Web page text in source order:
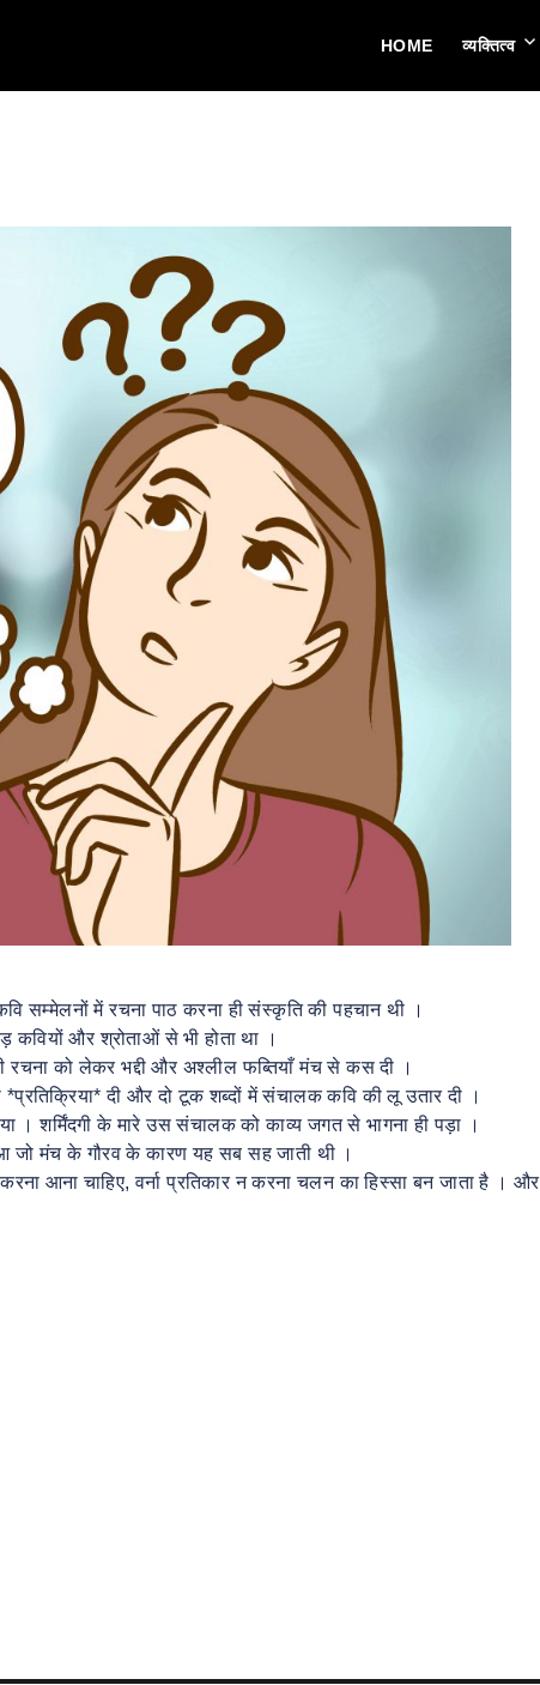
HOME व्यक्तित्व
सम्मेलनों में रचना पाठ करना ही संस्कृति की पहचान थी ।
और श्रोताओं से भी होता था ।
रचना को लेकर भद्दी और अश्लील फब्तियाँ मंच से कस दी ।
दी और दो टूक शब्दों में संचालक कवि की लू उतार दी ।
शर्मिंदगी के मारे उस संचालक को काव्य जगत से भागना ही पड़ा ।
जो मंच के गौरव के कारण यह सब सह जाती थी ।
आना चाहिए, वर्ना प्रतिकार न करना चलन का हिस्सा बन जाता है ।